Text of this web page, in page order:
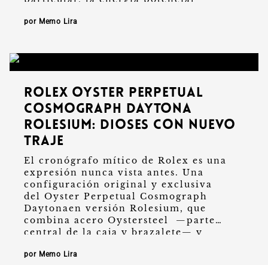
por Memo Lira
Rolex Oyster Perpetual
Cosmograph Daytona
Rolesium: dioses con nuevo
traje
El cronógrafo mítico de Rolex es una
expresión nunca vista antes. Una
configuración original y exclusiva
del Oyster Perpetual Cosmograph
Daytonaen versión Rolesium, que
combina acero Oystersteel —parte
central de la caja y brazalete— y
por Memo Lira